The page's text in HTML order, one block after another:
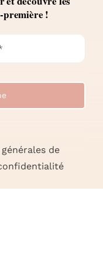
première !
de